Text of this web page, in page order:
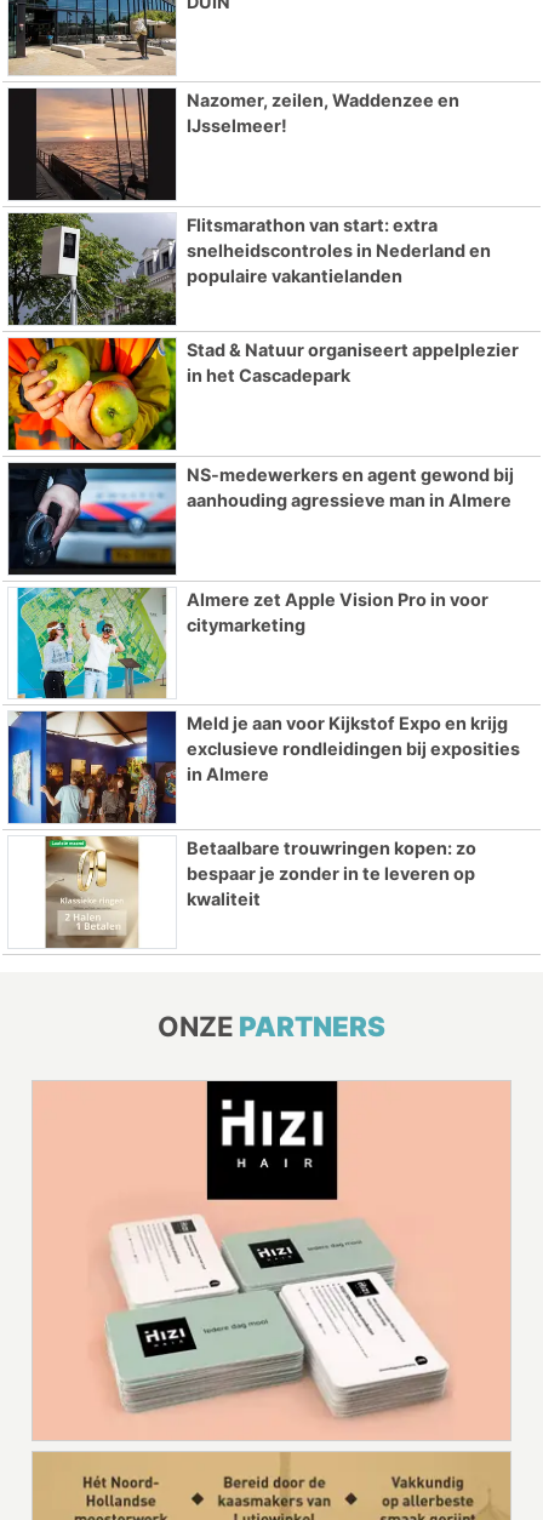
Nazomer, zeilen, Waddenzee en
IJsselmeer!
Flitsmarathon van start: extra
snelheidscontroles in Nederland en
populaire vakantielanden
Stad & Natuur organiseert appelplezier
in het Cascadepark
NS-medewerkers en agent gewond bij
aanhouding agressieve man in Almere
Almere zet Apple Vision Pro in voor
citymarketing
Meld je aan voor Kijkstof Expo en krijg
exclusieve rondleidingen bij exposities
in Almere
Betaalbare trouwringen kopen: zo
bespaar je zonder in te leveren op
kwaliteit
ONZE PARTNERS